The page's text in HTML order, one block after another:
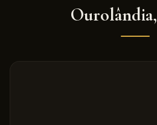
Ourolândia,